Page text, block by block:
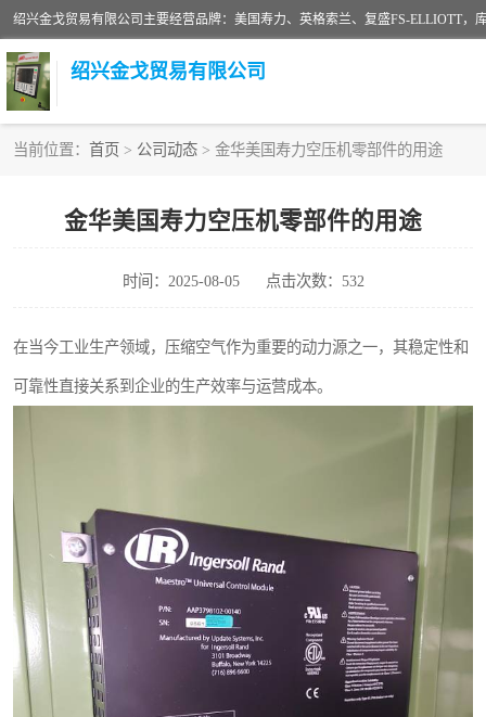
绍兴金戈贸易有限公司
当前位置： 首页 > 公司动态 > 金华美国寿力空压机零部件的用途
金华美国寿力空压机零部件的用途
时间：2025-08-05 点击次数：532
在当今工业生产领域，压缩空气作为重要的动力源之一，其稳定性和
可靠性直接关系到企业的生产效率与运营成本。
美国寿力空压机零部件
英格索兰COOPER离心机配件
复盛离心机零件
空气过滤器
冷却器
CAMERON空压机维修